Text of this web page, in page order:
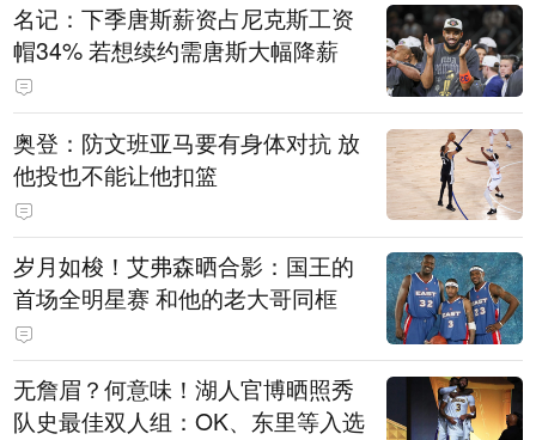
名记：下季唐斯薪资占尼克斯工资
帽34% 若想续约需唐斯大幅降薪
奥登：防文班亚马要有身体对抗 放
他投也不能让他扣篮
岁月如梭！艾弗森晒合影：国王的
首场全明星赛 和他的老大哥同框
无詹眉？何意味！湖人官博晒照秀
队史最佳双人组：OK、东里等入选